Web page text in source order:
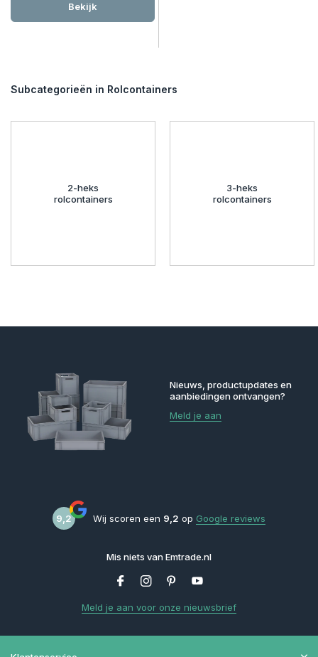
Bekijk
Subcategorieën in Rolcontainers
2-heks
rolcontainers
3-heks
rolcontainers
Nieuws, productupdates en
aanbiedingen ontvangen?
Meld je aan
9,2 Wij scoren een 9,2 op Google reviews
Mis niets van Emtrade.nl
Meld je aan voor onze nieuwsbrief